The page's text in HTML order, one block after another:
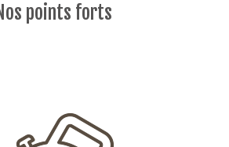
points forts